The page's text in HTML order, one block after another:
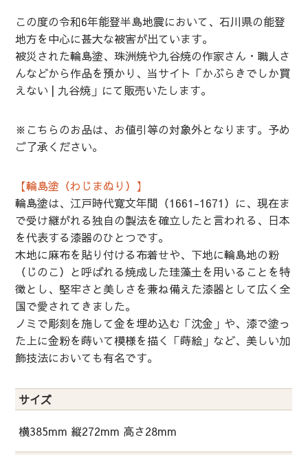
この度の令和6年能登半島地震において、石川県の能登
地方を中心に甚大な被害が出ています。
被災された輪島塗、珠洲焼や九谷焼の作家さん・職人さ
んなどから作品を預かり、当サイト「かぶらきでしか買
えない | 九谷焼」にて販売いたします。
※こちらのお品は、お値引等の対象外となります。予め
ご了承ください。
【輪島塗（わじまぬり）】
輪島塗は、江戸時代寛文年間（1661-1671）に、現在ま
で受け継がれる独自の製法を確立したと言われる、日本
を代表する漆器のひとつです。
木地に麻布を貼り付ける布着せや、下地に輪島地の粉
（じのこ）と呼ばれる焼成した珪藻土を用いることを特
徴とし、堅牢さと美しさを兼ね備えた漆器として広く全
国で愛されてきました。
ノミで彫刻を施して金を埋め込む「沈金」や、漆で塗っ
た上に金粉を蒔いて模様を描く「蒔絵」など、美しい加
飾技法においても有名です。
サイズ
横385mm 縦272mm 高さ28mm